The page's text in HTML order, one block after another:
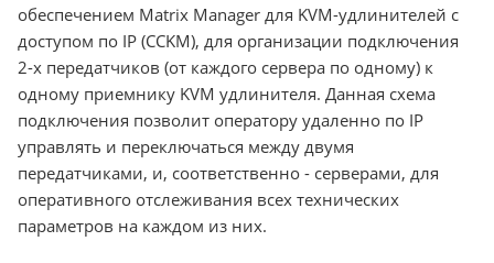
обеспечением Matrix Manager для KVM-удлинителей с
доступом по IP (CCKM), для организации подключения
2-х передатчиков (от каждого сервера по одному) к
одному приемнику KVM удлинителя. Данная схема
подключения позволит оператору удаленно по IP
управлять и переключаться между двумя
передатчиками, и, соответственно - серверами, для
оперативного отслеживания всех технических
параметров на каждом из них.